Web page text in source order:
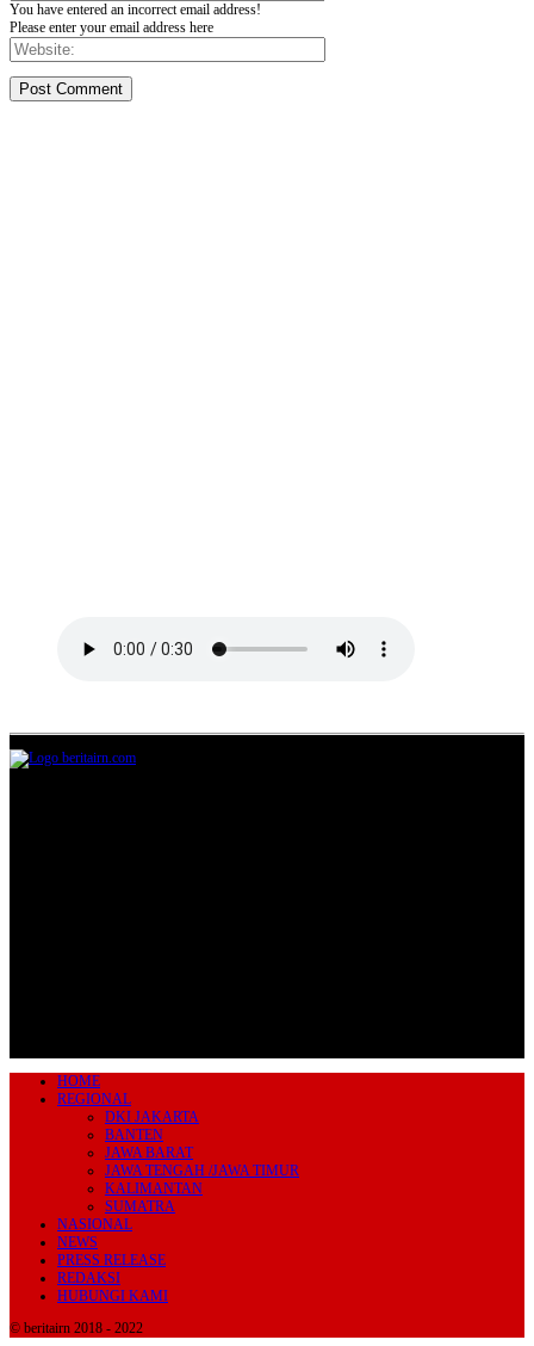
You have entered an incorrect email address!
Please enter your email address here
HOME
REGIONAL
DKI JAKARTA
BANTEN
JAWA BARAT
JAWA TENGAH /JAWA TIMUR
KALIMANTAN
SUMATRA
NASIONAL
NEWS
PRESS RELEASE
REDAKSI
HUBUNGI KAMI
© beritairn 2018 - 2022